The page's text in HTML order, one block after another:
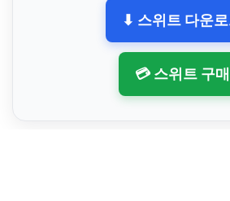
⬇ 스위트 다운
💳 스위트 구매